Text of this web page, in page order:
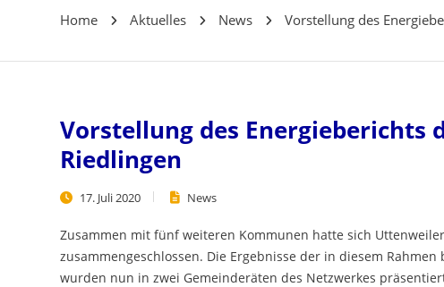
Home Aktuelles News Vorstellung des
Vorstellung des Energieberichts
Riedlingen
17. Juli 2020 News
Zusammen mit fünf weiteren Kommunen hatte sich
zusammengeschlossen. Die Ergebnisse der in diesem
wurden nun in zwei Gemeinderäten des Netzwerkes